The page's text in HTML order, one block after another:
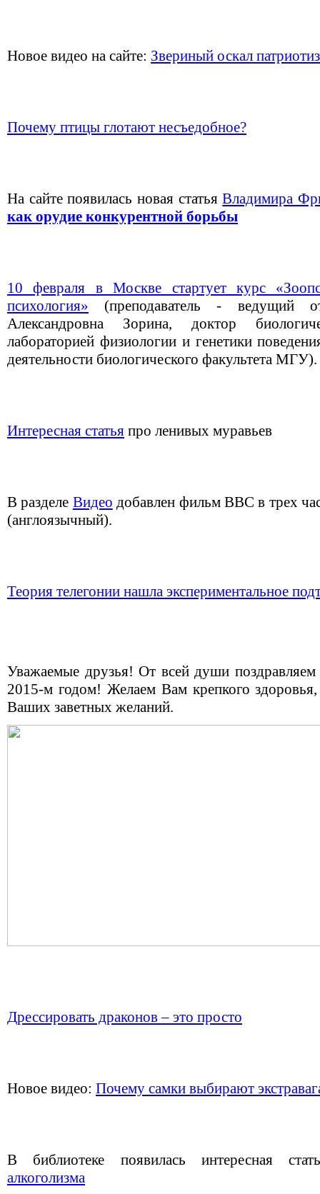
Новое видео на сайте: Звериный оскал
Почему птицы глотают несъедобное?
На сайте появилась новая статьяВладимира
как орудие конкурентной борьбы
10 февраля в Москве стартует курс
психология» (преподаватель - ведущий
Александровна Зорина, доктор
лабораторией физиологии и генетики
деятельности биологического факультета МГУ).
Интересная статья про ленивых муравьев
В разделе Видео добавлен фильм BBC в трех
(англоязычный).
Теория телегонии нашла экспериментальное
Уважаемые друзья! От всей души
2015-м годом! Желаем Вам крепкого здоровья,
Ваших заветных желаний.
Дрессировать драконов – это просто
Новое видео: Почему самки выбирают
В библиотеке появилась интересная
алкоголизма